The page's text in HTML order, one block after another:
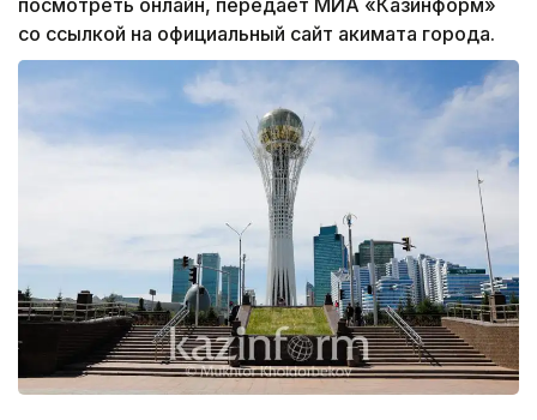
посмотреть онлайн, передает МИА «Казинформ»
со ссылкой на официальный сайт акимата города.